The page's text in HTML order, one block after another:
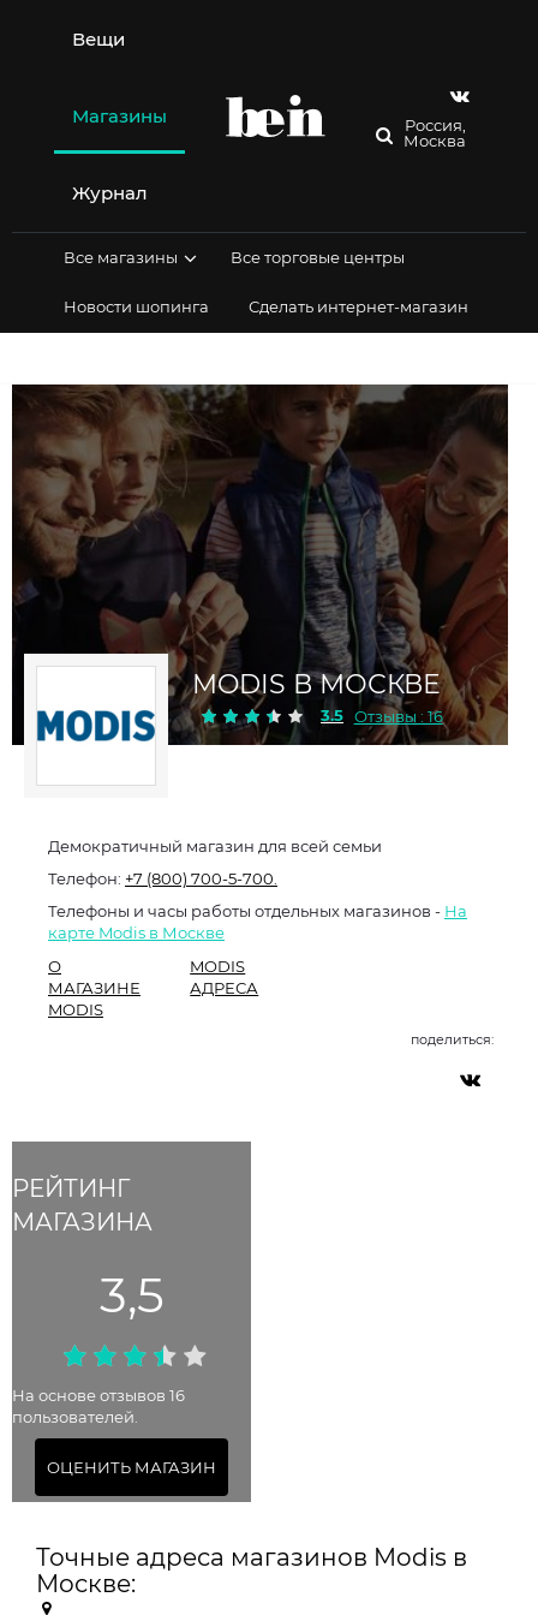
содержимому
Вещи
Магазины
Журнал
Россия,
Москва
Все магазины Все торговые центры
Новости шопинга Сделать интернет-магазин
MODIS В МОСКВЕ
3.5 Отзывы : 16
РЕЙТИНГ
МАГАЗИНА
3,5
На основе отзывов 16
пользователей.
ОЦЕНИТЬ МАГАЗИН
Демократичный магазин для всей семьи
Телефон: +7 (800) 700-5-700.
Телефоны и часы работы отдельных магазинов - На
карте Modis в Москве
О
МАГАЗИНЕ
MODIS
MODIS
АДРЕСА
поделиться:
Точные адреса магазинов Modis в
Москве: